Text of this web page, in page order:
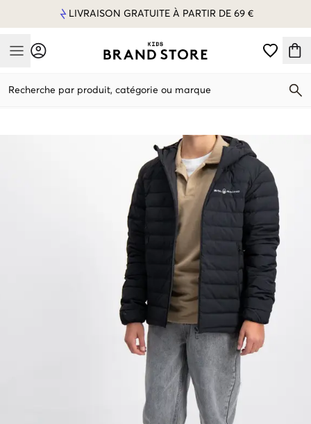
LIVRAISON GRATUITE À PARTIR DE 69 €
Mobile Menu
Recherche par produit, catégorie ou marque